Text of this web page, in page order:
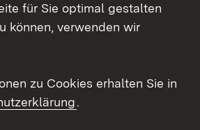
für Sie optimal gestalten
können, verwenden wir
zu Cookies erhalten Sie in
.